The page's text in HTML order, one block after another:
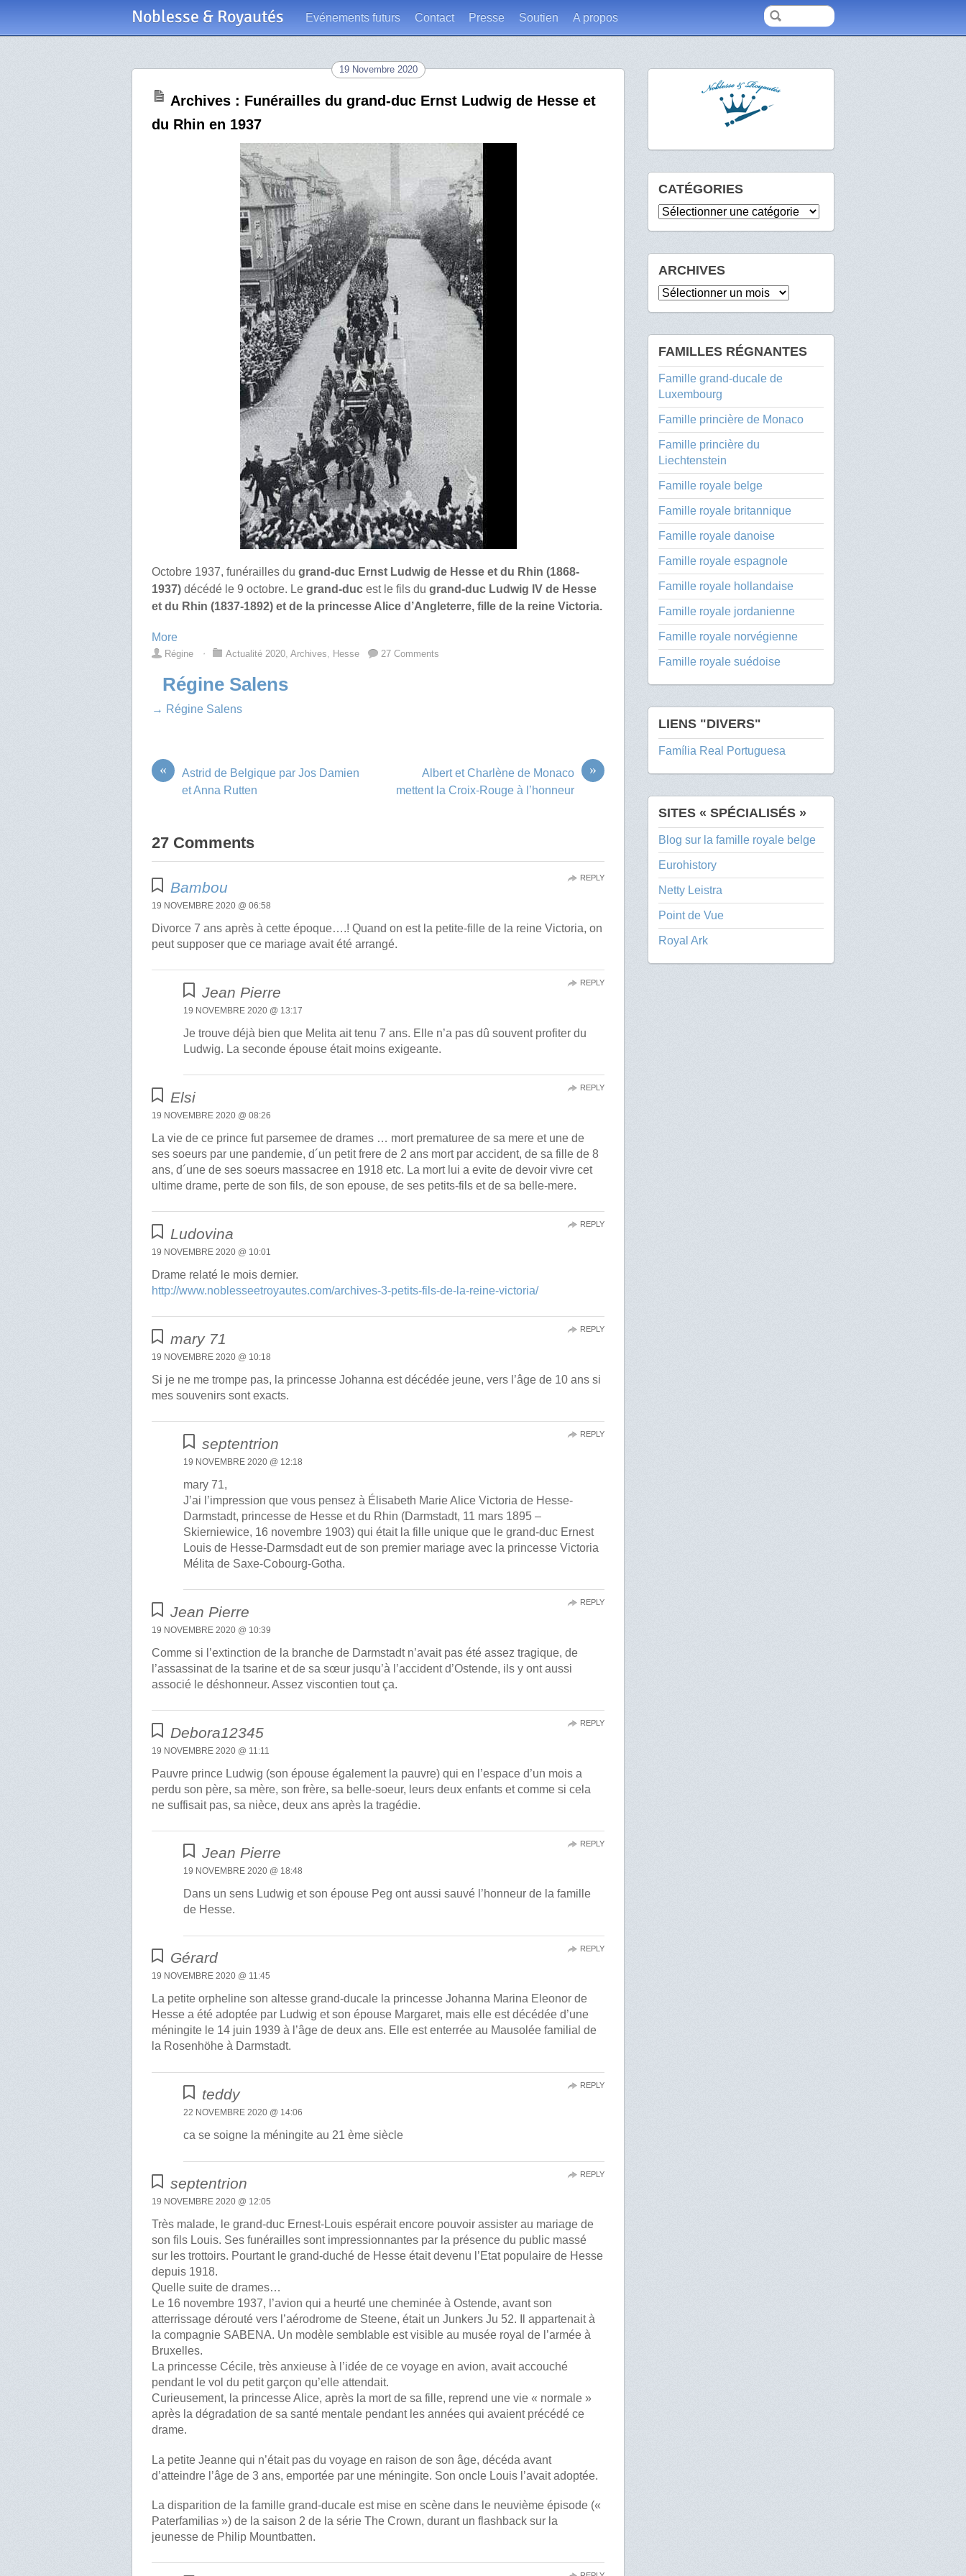
Noblesse & Royautés Evénements futurs Contact Presse Soutien A propos
19 Novembre 2020
Archives : Funérailles du grand-duc Ernst Ludwig de Hesse et
du Rhin en 1937
Octobre 1937, funérailles dugrand-duc Ernst Ludwig de Hesse et du Rhin (1868-
1937) décédé le 9 octobre. Le grand-duc est le fils du grand-duc Ludwig IV de Hesse
et du Rhin (1837-1892) et de la princesse Alice d’Angleterre, fille de la reine Victoria.
More
Régine ⋅ Actualité 2020 ,Archives Hesse 27 Comments
Régine Salens
→ Régine Salens
«
Astrid de Belgique par Jos Damien
et Anna Rutten
»
Albert et Charlène de Monaco
mettent la Croix-Rouge à l’honneur
27 Comments
Bambou
19 NOVEMBRE 2020 @ 06:58
Divorce 7 ans après à cette époque….! Quand on est la petite-fille de la reine Victoria, on
peut supposer que ce mariage avait été arrangé.
REPLY
Jean Pierre
19 NOVEMBRE 2020 @ 13:17
Je trouve déjà bien que Melita ait tenu 7 ans. Elle n’a pas dû souvent profiter du
Ludwig. La seconde épouse était moins exigeante.
REPLY
Elsi
19 NOVEMBRE 2020 @ 08:26
La vie de ce prince fut parsemee de drames … mort prematuree de sa mere et une de
ses soeurs par une pandemie, d´un petit frere de 2 ans mort par accident, de sa fille de 8
ans, d´une de ses soeurs massacree en 1918 etc. La mort lui a evite de devoir vivre cet
ultime drame, perte de son fils, de son epouse, de ses petits-fils et de sa belle-mere.
REPLY
Ludovina
19 NOVEMBRE 2020 @ 10:01
Drame relaté le mois dernier.
http://www.noblesseetroyautes.com/archives-3-petits-fils-de-la-reine-victoria/
REPLY
mary 71
19 NOVEMBRE 2020 @ 10:18
Si je ne me trompe pas, la princesse Johanna est décédée jeune, vers l’âge de 10 ans si
mes souvenirs sont exacts.
REPLY
septentrion
19 NOVEMBRE 2020 @ 12:18
mary 71,
J’ai l’impression que vous pensez à Élisabeth Marie Alice Victoria de Hesse-
Darmstadt, princesse de Hesse et du Rhin (Darmstadt, 11 mars 1895 –
Skierniewice, 16 novembre 1903) qui était la fille unique que le grand-duc Ernest
Louis de Hesse-Darmsdadt eut de son premier mariage avec la princesse Victoria
Mélita de Saxe-Cobourg-Gotha.
REPLY
Jean Pierre
19 NOVEMBRE 2020 @ 10:39
Comme si l’extinction de la branche de Darmstadt n’avait pas été assez tragique, de
l’assassinat de la tsarine et de sa sœur jusqu’à l’accident d’Ostende, ils y ont aussi
associé le déshonneur. Assez viscontien tout ça.
REPLY
Debora12345
19 NOVEMBRE 2020 @ 11:11
Pauvre prince Ludwig (son épouse également la pauvre) qui en l’espace d’un mois a
perdu son père, sa mère, son frère, sa belle-soeur, leurs deux enfants et comme si cela
ne suffisait pas, sa nièce, deux ans après la tragédie.
REPLY
Jean Pierre
19 NOVEMBRE 2020 @ 18:48
Dans un sens Ludwig et son épouse Peg ont aussi sauvé l’honneur de la famille
de Hesse.
REPLY
Gérard
19 NOVEMBRE 2020 @ 11:45
La petite orpheline son altesse grand-ducale la princesse Johanna Marina Eleonor de
Hesse a été adoptée par Ludwig et son épouse Margaret, mais elle est décédée d’une
méningite le 14 juin 1939 à l’âge de deux ans. Elle est enterrée au Mausolée familial de
la Rosenhöhe à Darmstadt.
REPLY
teddy
22 NOVEMBRE 2020 @ 14:06
ca se soigne la méningite au 21 ème siècle
REPLY
septentrion
19 NOVEMBRE 2020 @ 12:05
Très malade, le grand-duc Ernest-Louis espérait encore pouvoir assister au mariage de
son fils Louis. Ses funérailles sont impressionnantes par la présence du public massé
sur les trottoirs. Pourtant le grand-duché de Hesse était devenu l’Etat populaire de Hesse
depuis 1918.
Quelle suite de drames…
Le 16 novembre 1937, l’avion qui a heurté une cheminée à Ostende, avant son
atterrissage dérouté vers l’aérodrome de Steene, était un Junkers Ju 52. Il appartenait à
la compagnie SABENA. Un modèle semblable est visible au musée royal de l’armée à
Bruxelles.
La princesse Cécile, très anxieuse à l’idée de ce voyage en avion, avait accouché
pendant le vol du petit garçon qu’elle attendait.
Curieusement, la princesse Alice, après la mort de sa fille, reprend une vie « normale »
après la dégradation de sa santé mentale pendant les années qui avaient précédé ce
drame.
La petite Jeanne qui n’était pas du voyage en raison de son âge, décéda avant
d’atteindre l’âge de 3 ans, emportée par une méningite. Son oncle Louis l’avait adoptée.
La disparition de la famille grand-ducale est mise en scène dans le neuvième épisode («
Paterfamilias ») de la saison 2 de la série The Crown, durant un flashback sur la
jeunesse de Philip Mountbatten.
REPLY
CATÉGORIES
Catégories
ARCHIVES
Archives
FAMILLES RÉGNANTES
Famille grand-ducale de
Luxembourg
Famille princière de Monaco
Famille princière du
Liechtenstein
Famille royale belge
Famille royale britannique
Famille royale danoise
Famille royale espagnole
Famille royale hollandaise
Famille royale jordanienne
Famille royale norvégienne
Famille royale suédoise
LIENS "DIVERS"
Família Real Portuguesa
SITES « SPÉCIALISÉS »
Blog sur la famille royale belge
Eurohistory
Netty Leistra
Point de Vue
Royal Ark